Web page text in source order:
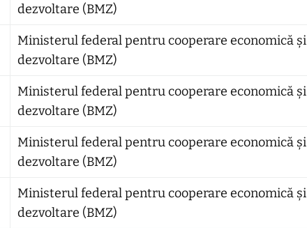
dezvoltare (BMZ)
Ministerul federal pentru cooperare economică și
dezvoltare (BMZ)
Ministerul federal pentru cooperare economică și
dezvoltare (BMZ)
Ministerul federal pentru cooperare economică și
dezvoltare (BMZ)
Ministerul federal pentru cooperare economică și
dezvoltare (BMZ)